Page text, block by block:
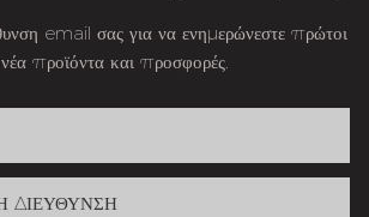
email σας για να ενημερώνεστε πρώτοι
προϊόντα και προσφορές.
ΔΙΕΥΘΥΝΣΗ